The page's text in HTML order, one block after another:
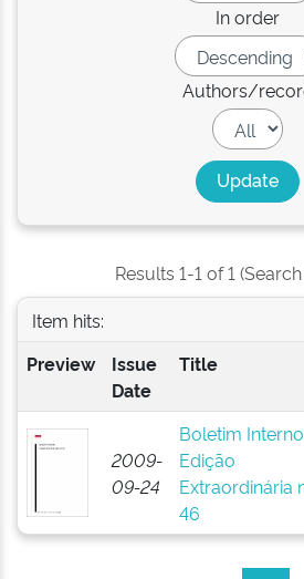
In order
Authors/
Results 1-1 of 1
Item hits:
Preview
Issue
Date
Title
2009-
09-24
Boletim
Edição
Extraordinária
46